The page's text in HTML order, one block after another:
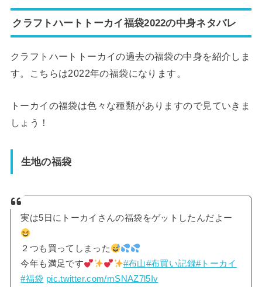
クラフトハートトーカイ福袋2022の中身ネタバレ
クラフトハートトーカイの過去の福袋の中身を紹介しま
す。こちらは2022年の福袋になります。
トーカイの福袋は色々な種類がありますので見ていきま
しょう！
生地の福袋
実は5日にトーカイさんの福袋をゲットしたんだよー
２つも買ってしまった
今年も満足です
#布山#布買い記録#トーカイ
#福袋 pic.twitter.com/mSNAZ7l5Iv